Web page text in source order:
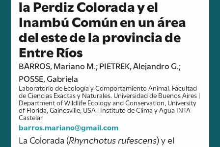
la Perdiz Colorada y el
Inambú Común en un área
del este de la provincia de
Entre Ríos
BARROS, Mariano M.; PIETREK, Alejandro G.;
POSSE, Gabriela
Laboratorio de Ecología y Comportamiento Animal. Facultad
de Ciencias Exactas y Naturales. Universidad de Buenos Aires |
Department of Wildlife Ecology and Conservation, University
of Florida, Gainesville, USA | Instituto de Clima y Agua INTA
Castelar
barros.mariano@gmail.com
La Colorada (Rhynchotus rufescens) y el